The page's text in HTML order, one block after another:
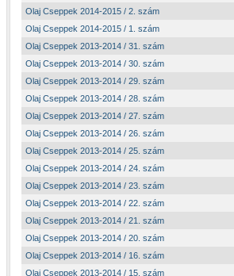
Olaj Cseppek 2014-2015 / 2. szám
Olaj Cseppek 2014-2015 / 1. szám
Olaj Cseppek 2013-2014 / 31. szám
Olaj Cseppek 2013-2014 / 30. szám
Olaj Cseppek 2013-2014 / 29. szám
Olaj Cseppek 2013-2014 / 28. szám
Olaj Cseppek 2013-2014 / 27. szám
Olaj Cseppek 2013-2014 / 26. szám
Olaj Cseppek 2013-2014 / 25. szám
Olaj Cseppek 2013-2014 / 24. szám
Olaj Cseppek 2013-2014 / 23. szám
Olaj Cseppek 2013-2014 / 22. szám
Olaj Cseppek 2013-2014 / 21. szám
Olaj Cseppek 2013-2014 / 20. szám
Olaj Cseppek 2013-2014 / 16. szám
Olaj Cseppek 2013-2014 / 15. szám